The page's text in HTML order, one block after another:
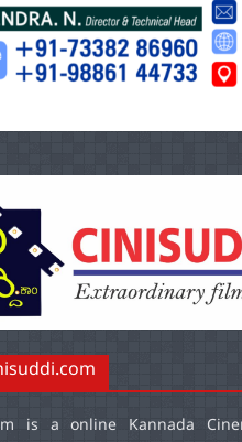
is a online Kannada